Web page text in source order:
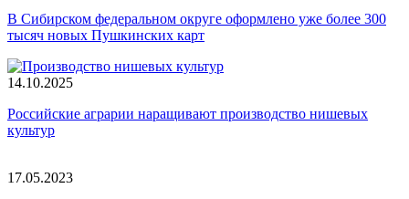
В Сибирском федеральном округе оформлено уже более 300
тысяч новых Пушкинских карт
14.10.2025
Российские аграрии наращивают производство нишевых
культур
17.05.2023